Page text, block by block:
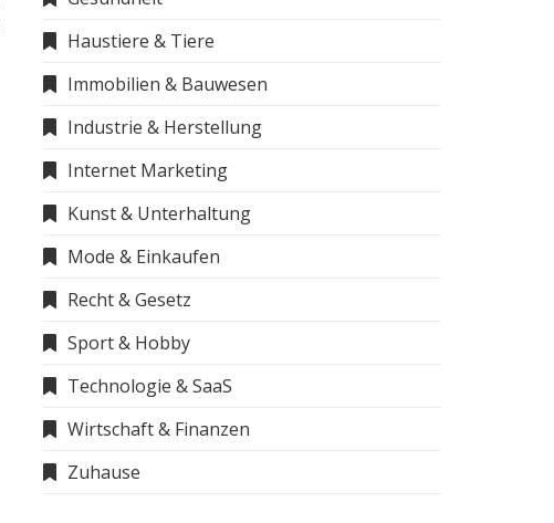
Haustiere & Tiere
Immobilien & Bauwesen
Industrie & Herstellung
Internet Marketing
Kunst & Unterhaltung
Mode & Einkaufen
Recht & Gesetz
Sport & Hobby
Technologie & SaaS
Wirtschaft & Finanzen
Zuhause